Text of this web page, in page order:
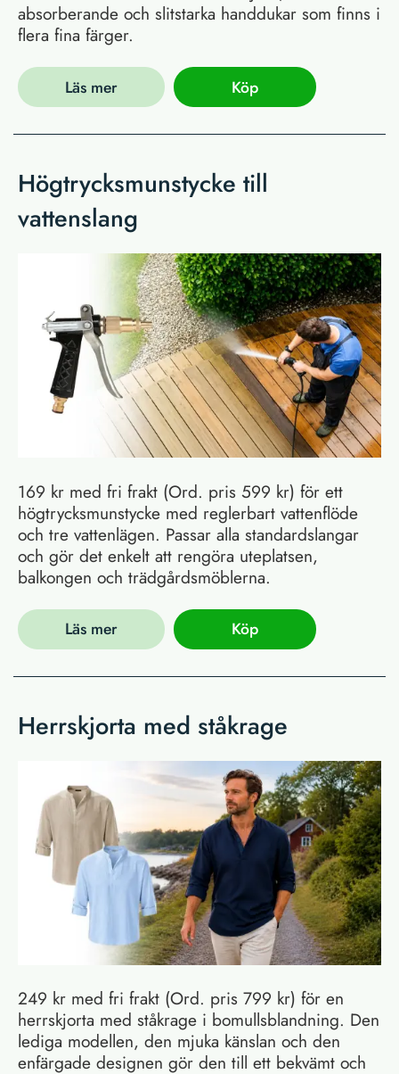
absorberande och slitstarka handdukar som finns i
flera fina färger.
Läs mer Köp
Högtrycksmunstycke till
vattenslang
169 kr med fri frakt (Ord. pris 599 kr) för ett
högtrycksmunstycke med reglerbart vattenflöde
och tre vattenlägen. Passar alla standardslangar
och gör det enkelt att rengöra uteplatsen,
balkongen och trädgårdsmöblerna.
Läs mer Köp
Herrskjorta med ståkrage
249 kr med fri frakt (Ord. pris 799 kr) för en
herrskjorta med ståkrage i bomullsblandning. Den
lediga modellen, den mjuka känslan och den
enfärgade designen gör den till ett bekvämt och